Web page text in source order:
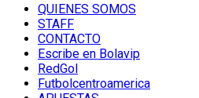
QUIENES SOMOS
STAFF
CONTACTO
Escribe en Bolavip
RedGol
Futbolcentroamerica